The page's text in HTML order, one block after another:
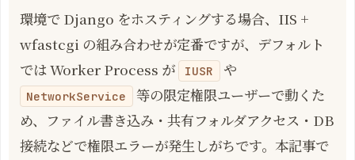
環境で Django をホスティングする場合、IIS +
wfastcgi の組み合わせが定番ですが、デフォルト
では Worker Process が
IUSR や
NetworkService
等の限定権限ユーザーで動くた
め、ファイル書き込み・共有フォルダアクセス・DB
接続などで権限エラーが発生しがちです。本記事で